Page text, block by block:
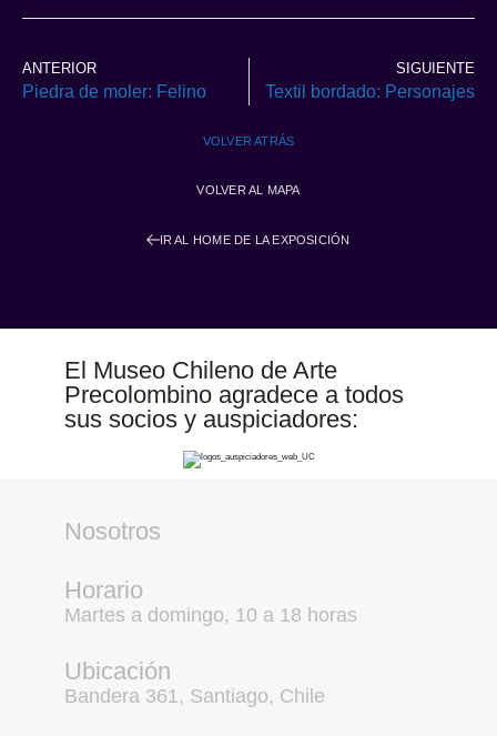
ANTERIOR
Piedra de moler: Felino
SIGUIENTE
Textil bordado: Personajes
VOLVER ATRÁS
VOLVER AL MAPA
IR AL HOME DE LA EXPOSICIÓN
El Museo Chileno de Arte
Precolombino agradece a todos
sus socios y auspiciadores:
Nosotros
Horario
Martes a domingo, 10 a 18 horas
Ubicación
Bandera 361, Santiago, Chile